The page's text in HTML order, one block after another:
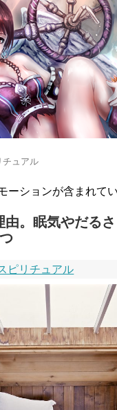
チュアル
ーションが含まれて
由。眠気やだる
ピリチュアル